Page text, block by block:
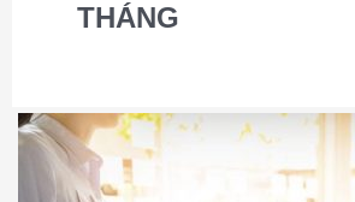
THÁNG
Dịch
vụ
báo